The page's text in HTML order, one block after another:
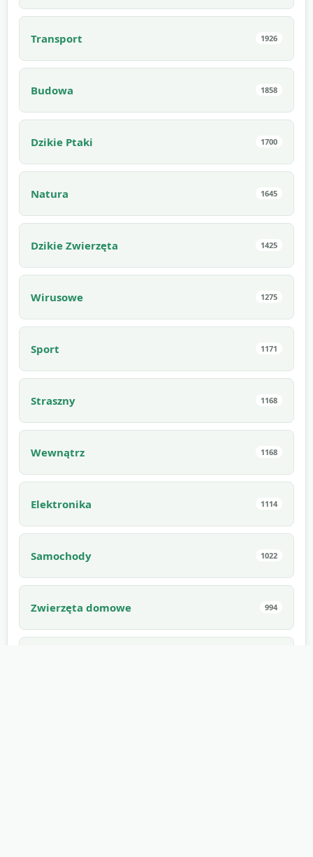
Transport 1926
Budowa 1858
Dzikie Ptaki 1700
Natura 1645
Dzikie Zwierzęta 1425
Wirusowe 1275
Sport 1171
Straszny 1168
Wewnątrz 1168
Elektronika 1114
Samochody 1022
Zwierzęta domowe 994